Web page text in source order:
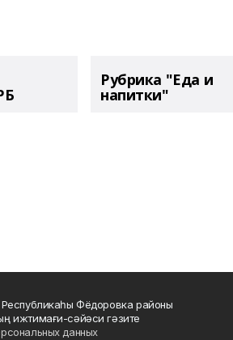
Рубрика "Еда и
напитки"
Фёдоровка районы
ижтимағи-сәйәси гәзите
данных